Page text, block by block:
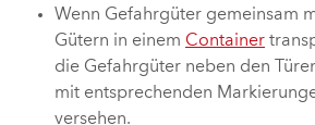
Wenn Gefahrgüter gemeinsam
Gütern in einem Container
die Gefahrgüter neben den
mit entsprechenden
versehen.